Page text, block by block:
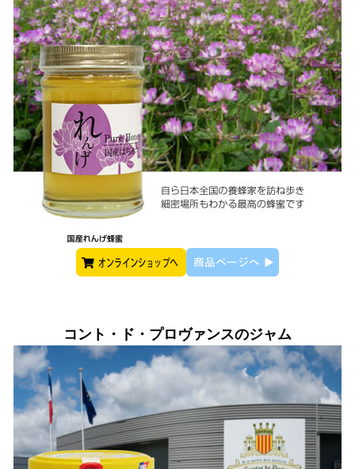
コント・ド・プロヴァンスのジャム